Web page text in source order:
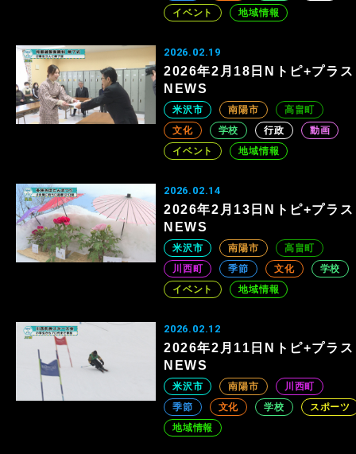
イベント
地域情報
2026.02.19
2026年2月18日Nトピ+プラス
NEWS
米沢市 南陽市
高畠町
文化
学校 行政
動画
イベント
地域情報
2026.02.14
2026年2月13日Nトピ+プラス
NEWS
米沢市 南陽市
高畠町
川西町
季節 文化
学校
イベント
地域情報
2026.02.12
2026年2月11日Nトピ+プラス
NEWS
米沢市 南陽市
川西町
季節
文化 学校
スポーツ
地域情報